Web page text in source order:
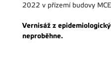
2022 v přízemí budovy
Vernisáž z
neproběhne.